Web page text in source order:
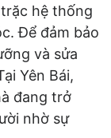
hệ thống
Để đảm bảo
và sửa
Yên Bái,
đang trở
nhờ sự